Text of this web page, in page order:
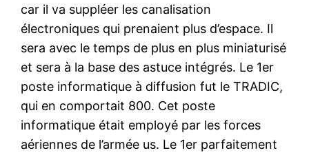
car il va suppléer les canalisation
électroniques qui prenaient plus d’espace. Il
sera avec le temps de plus en plus miniaturisé
et sera à la base des astuce intégrés. Le 1er
poste informatique à diffusion fut le TRADIC,
qui en comportait 800. Cet poste
informatique était employé par les forces
aériennes de l’armée us. Le 1er parfaitement